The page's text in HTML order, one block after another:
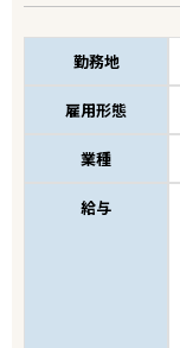
勤務地
雇用形態
業種
給与